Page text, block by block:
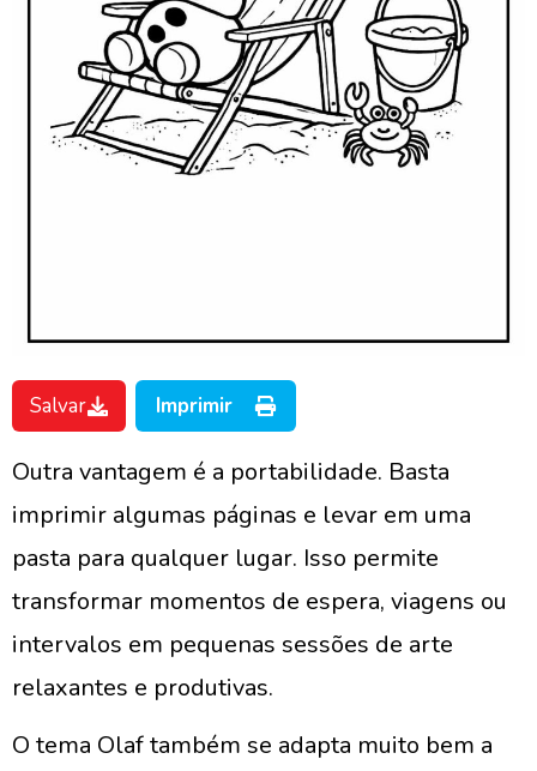
Salvar Imprimir
Outra vantagem é a portabilidade. Basta
imprimir algumas páginas e levar em uma
pasta para qualquer lugar. Isso permite
transformar momentos de espera, viagens ou
intervalos em pequenas sessões de arte
relaxantes e produtivas.
O tema Olaf também se adapta muito bem a